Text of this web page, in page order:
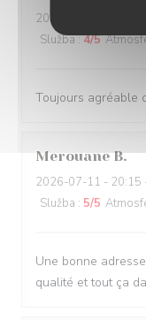
2026-07-14
Služba:4/5
Toujours agréable
Merouane B
2026-07-11 - 20:15
Služba : 5/5
Une bonne
qualité et tout ça